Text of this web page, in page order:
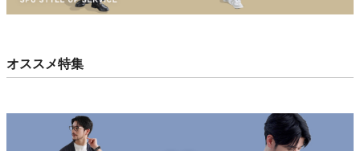
オススメ特集